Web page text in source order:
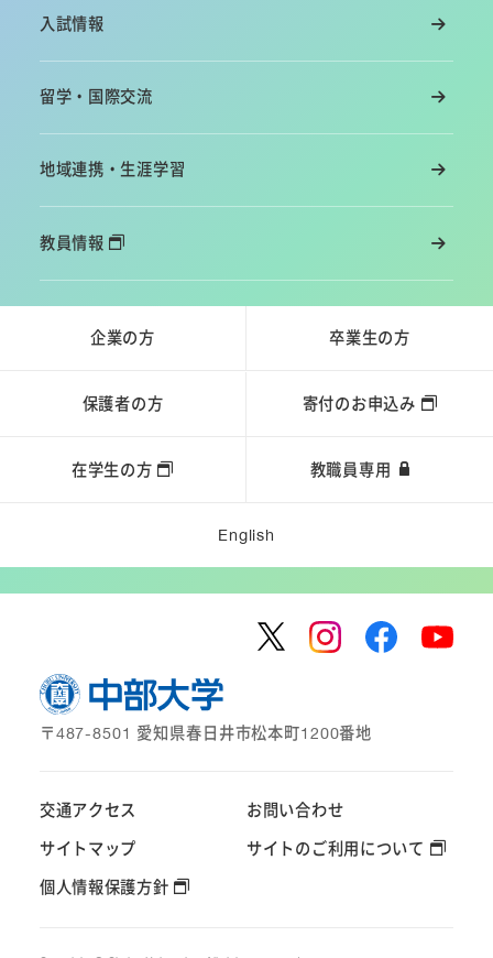
入試情報
留学・国際交流
地域連携・生涯学習
教員情報
企業の方 卒業生の方
保護者の方 寄付のお申込み
在学生の方 教職員専用
English
〒487-8501 愛知県春日井市松本町1200番地
交通アクセス お問い合わせ
サイトマップ サイトのご利用について
個人情報保護方針